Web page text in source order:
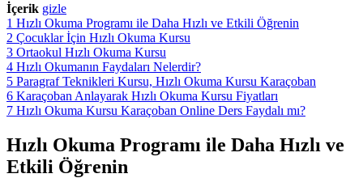
İçerik gizle
1 Hızlı Okuma Programı ile Daha Hızlı ve Etkili Öğrenin
2 Çocuklar İçin Hızlı Okuma Kursu
3 Ortaokul Hızlı Okuma Kursu
4 Hızlı Okumanın Faydaları Nelerdir?
5 Paragraf Teknikleri Kursu, Hızlı Okuma Kursu Karaçoban
6 Karaçoban Anlayarak Hızlı Okuma Kursu Fiyatları
7 Hızlı Okuma Kursu Karaçoban Online Ders Faydalı mı?
Hızlı Okuma Programı ile Daha Hızlı ve
Etkili Öğrenin